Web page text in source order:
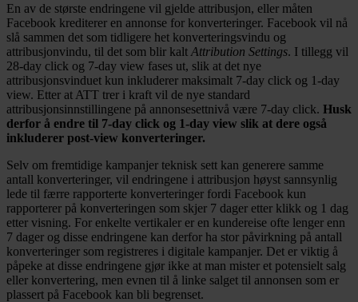
En av de største endringene vil gjelde attribusjon, eller måten
Facebook krediterer en annonse for konverteringer. Facebook vil nå
slå sammen det som tidligere het konverteringsvindu og
attribusjonvindu, til det som blir kalt Attribution Settings. I tillegg vil
28-day click og 7-day view fases ut, slik at det nye
attribusjonsvinduet kun inkluderer maksimalt 7-day click og 1-day
view. Etter at ATT trer i kraft vil de nye standard
attribusjonsinnstillingene på annonsesettnivå være 7-day click. Husk
derfor å endre til 7-day click og 1-day view slik at dere også
inkluderer post-view konverteringer.
Selv om fremtidige kampanjer teknisk sett kan generere samme
antall konverteringer, vil endringene i attribusjon høyst sannsynlig
lede til færre rapporterte konverteringer fordi Facebook kun
rapporterer på konverteringen som skjer 7 dager etter klikk og 1 dag
etter visning. For enkelte vertikaler er en kundereise ofte lenger enn
7 dager og disse endringene kan derfor ha stor påvirkning på antall
konverteringer som registreres i digitale kampanjer. Det er viktig å
påpeke at disse endringene gjør ikke at man mister et potensielt salg
eller konvertering, men evnen til å linke salget til annonsen som er
plassert på Facebook kan bli begrenset.